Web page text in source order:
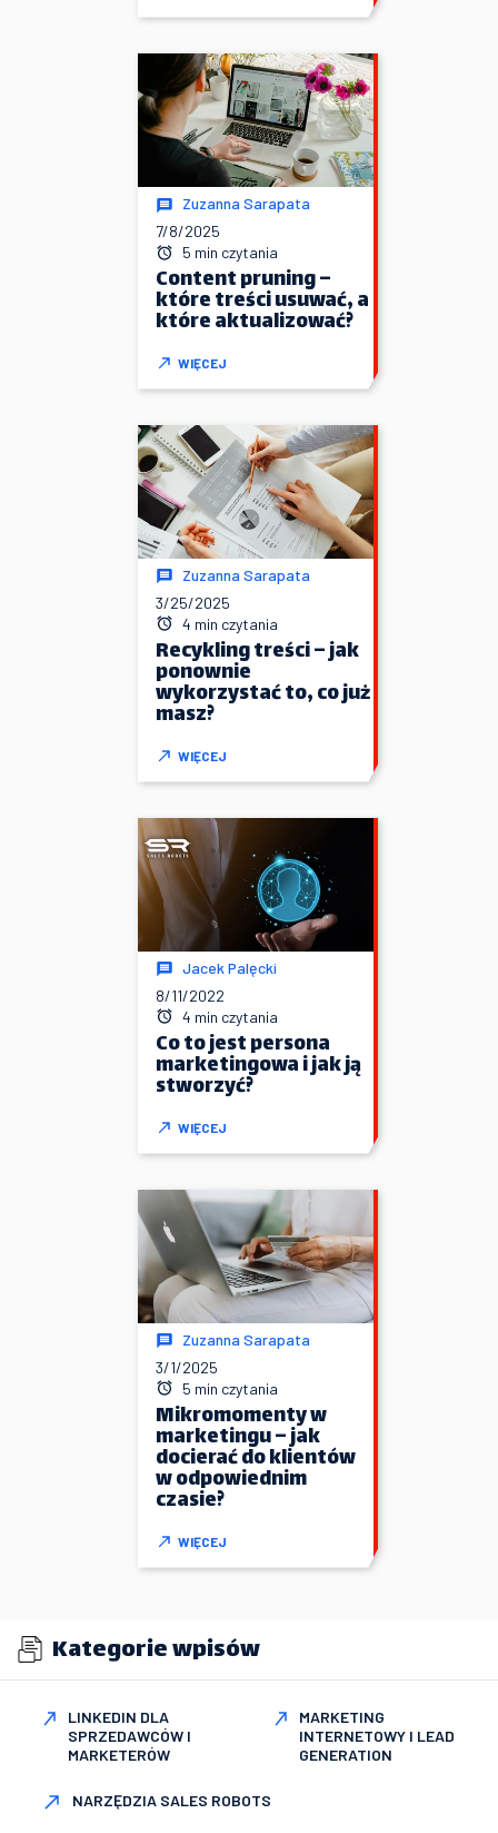
Zuzanna Sarapata
7/8/2025
5 min czytania
Content pruning –
które treści usuwać, a
które aktualizować?
WIĘCEJ
Zuzanna Sarapata
3/25/2025
4 min czytania
Recykling treści – jak
ponownie
wykorzystać to, co już
masz?
WIĘCEJ
Jacek Palęcki
8/11/2022
4 min czytania
Co to jest persona
marketingowa i jak ją
stworzyć?
WIĘCEJ
Zuzanna Sarapata
3/1/2025
5 min czytania
Mikromomenty w
marketingu – jak
docierać do klientów
w odpowiednim
czasie?
WIĘCEJ
Kategorie wpisów
LINKEDIN DLA
SPRZEDAWCÓW I
MARKETERÓW
MARKETING
INTERNETOWY I LEAD
GENERATION
NARZĘDZIA SALES ROBOTS